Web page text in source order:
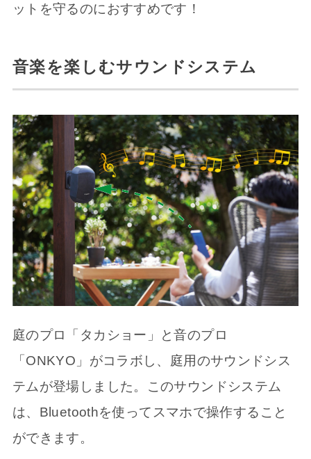
ットを守るのにおすすめです！
音楽を楽しむサウンドシステム
庭のプロ「タカショー」と音のプロ
「ONKYO」がコラボし、庭用のサウンドシス
テムが登場しました。このサウンドシステム
は、Bluetoothを使ってスマホで操作すること
ができます。